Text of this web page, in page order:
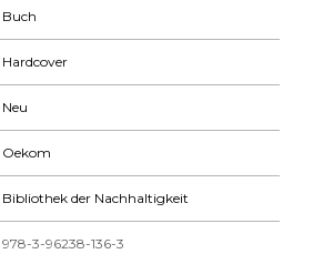
Buch
Hardcover
Neu
Oekom
Bibliothek der Nachhaltigkeit
978-3-96238-136-3